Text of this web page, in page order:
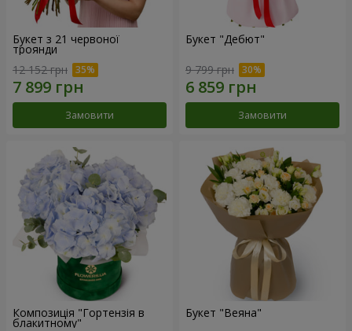
Букет з 21 червоної
троянди
12 152 грн
Замовити
Букет "Дебют"
9 799 грн
Замовити
Композиція "Гортензія в
блакитному"
Букет "Веяна"